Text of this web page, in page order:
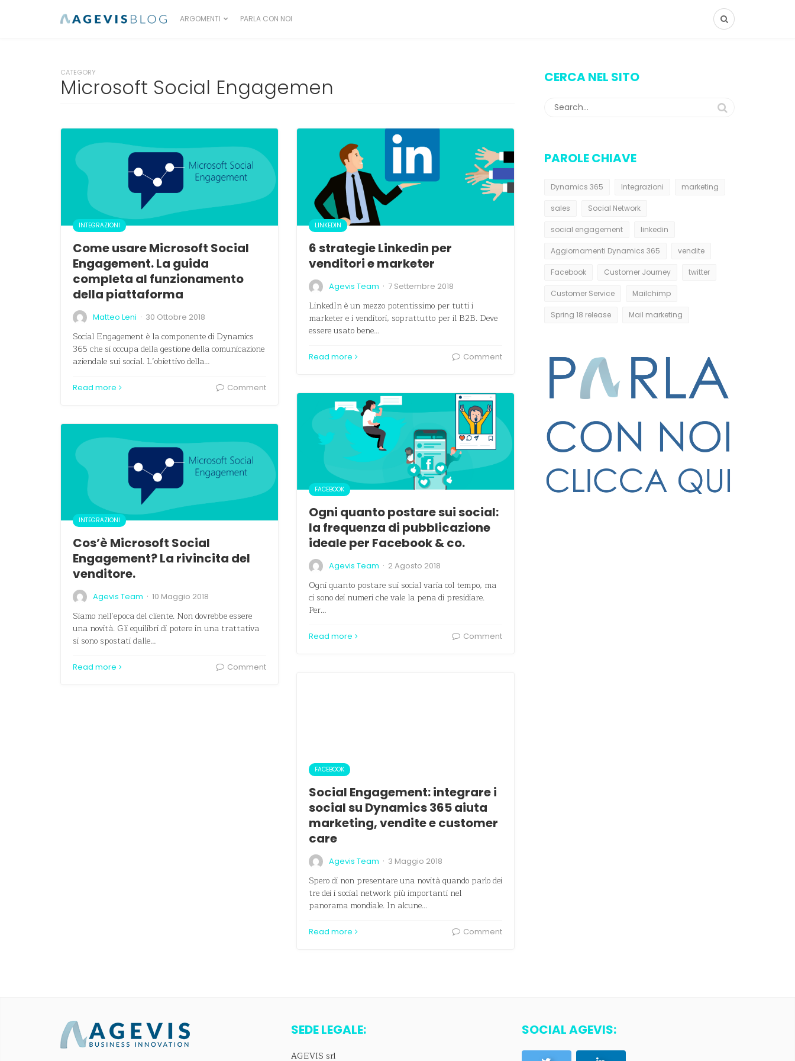
ARGOMENTI PARLA CON NOI
CATEGORY
Microsoft Social Engagemen
INTEGRAZIONI
Come usare Microsoft Social
Engagement. La guida
completa al funzionamento
della piattaforma
Matteo Leni · 30 Ottobre 2018
Social Engagement è la componente di Dynamics
365 che si occupa della gestione della comunicazione
aziendale sui social. L’obiettivo della…
Read more Comment
LINKEDIN
6 strategie Linkedin per
venditori e marketer
Agevis Team · 7 Settembre 2018
LinkedIn è un mezzo potentissimo per tutti i
marketer e i venditori, soprattutto per il B2B. Deve
essere usato bene…
Read more Comment
FACEBOOK
Ogni quanto postare sui social:
la frequenza di pubblicazione
ideale per Facebook & co.
Agevis Team · 2 Agosto 2018
Ogni quanto postare sui social varia col tempo, ma
ci sono dei numeri che vale la pena di presidiare.
Per…
Read more Comment
INTEGRAZIONI
Cos’è Microsoft Social
Engagement? La rivincita del
venditore.
Agevis Team · 10 Maggio 2018
Siamo nell’epoca del cliente. Non dovrebbe essere
una novità. Gli equilibri di potere in una trattativa
si sono spostati dalle…
Read more Comment
FACEBOOK
Social Engagement: integrare i
social su Dynamics 365 aiuta
marketing, vendite e customer
care
Agevis Team · 3 Maggio 2018
Spero di non presentare una novità quando parlo dei
tre dei i social network più importanti nel
panorama mondiale. In alcune…
Read more Comment
CERCA NEL SITO
PAROLE CHIAVE
Dynamics 365 Integrazioni marketing
sales Social Network
social engagement linkedin
Aggiornamenti Dynamics 365 vendite
Facebook Customer Journey twitter
Customer Service Mailchimp
Spring 18 release Mail marketing
SEDE LEGALE:
AGEVIS srl
SOCIAL AGEVIS: